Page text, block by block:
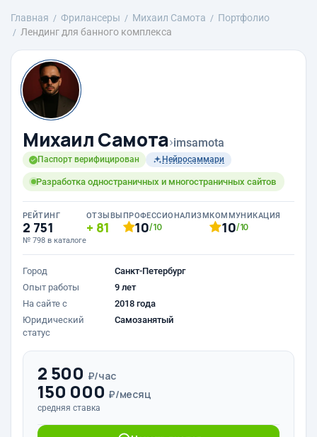
Главная Фрилансеры Михаил Самота
Портфолио
Лендинг для банного комплекса
Михаил Самота›imsamota
Паспорт верифицирован Нейросаммари
Разработка одностраничных и многостраничных сайтов
РЕЙТИНГ
2 751
№ 798 в каталоге
ОТЗЫВЫ
81
ПРОФЕССИОНАЛИЗМ
10/10
КОММУНИКАЦИЯ
10/10
Город
Санкт-Петербург
Опыт работы
9 лет
На сайте с
2018 года
Юридический
статус
Самозанятый
2 500 ₽/час
150 000 ₽/месяц
средняя ставка